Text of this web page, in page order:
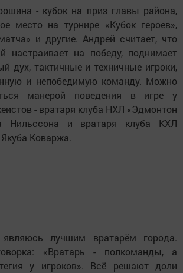
- кубок на приз главы района,
место на турнире «Кубок героев»,
и другие. Андрей считает, что
настраивает на победу, поднимает
дух, тактичные и техничные игроки,
и непобедимую команду. Можно
манерой поведения в игре у
- вратаря клуба НХЛ «Эдмонтон
Нильссона и вратаря клуба КХЛ
Коваржа.
лучшим вратарём города.
«Вратарь - полкоманды, а
у игроков». Всё решают доли